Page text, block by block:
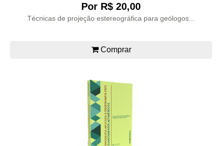
Por R$ 20,00
Técnicas de projeção estereográfica para geólogos...
Comprar